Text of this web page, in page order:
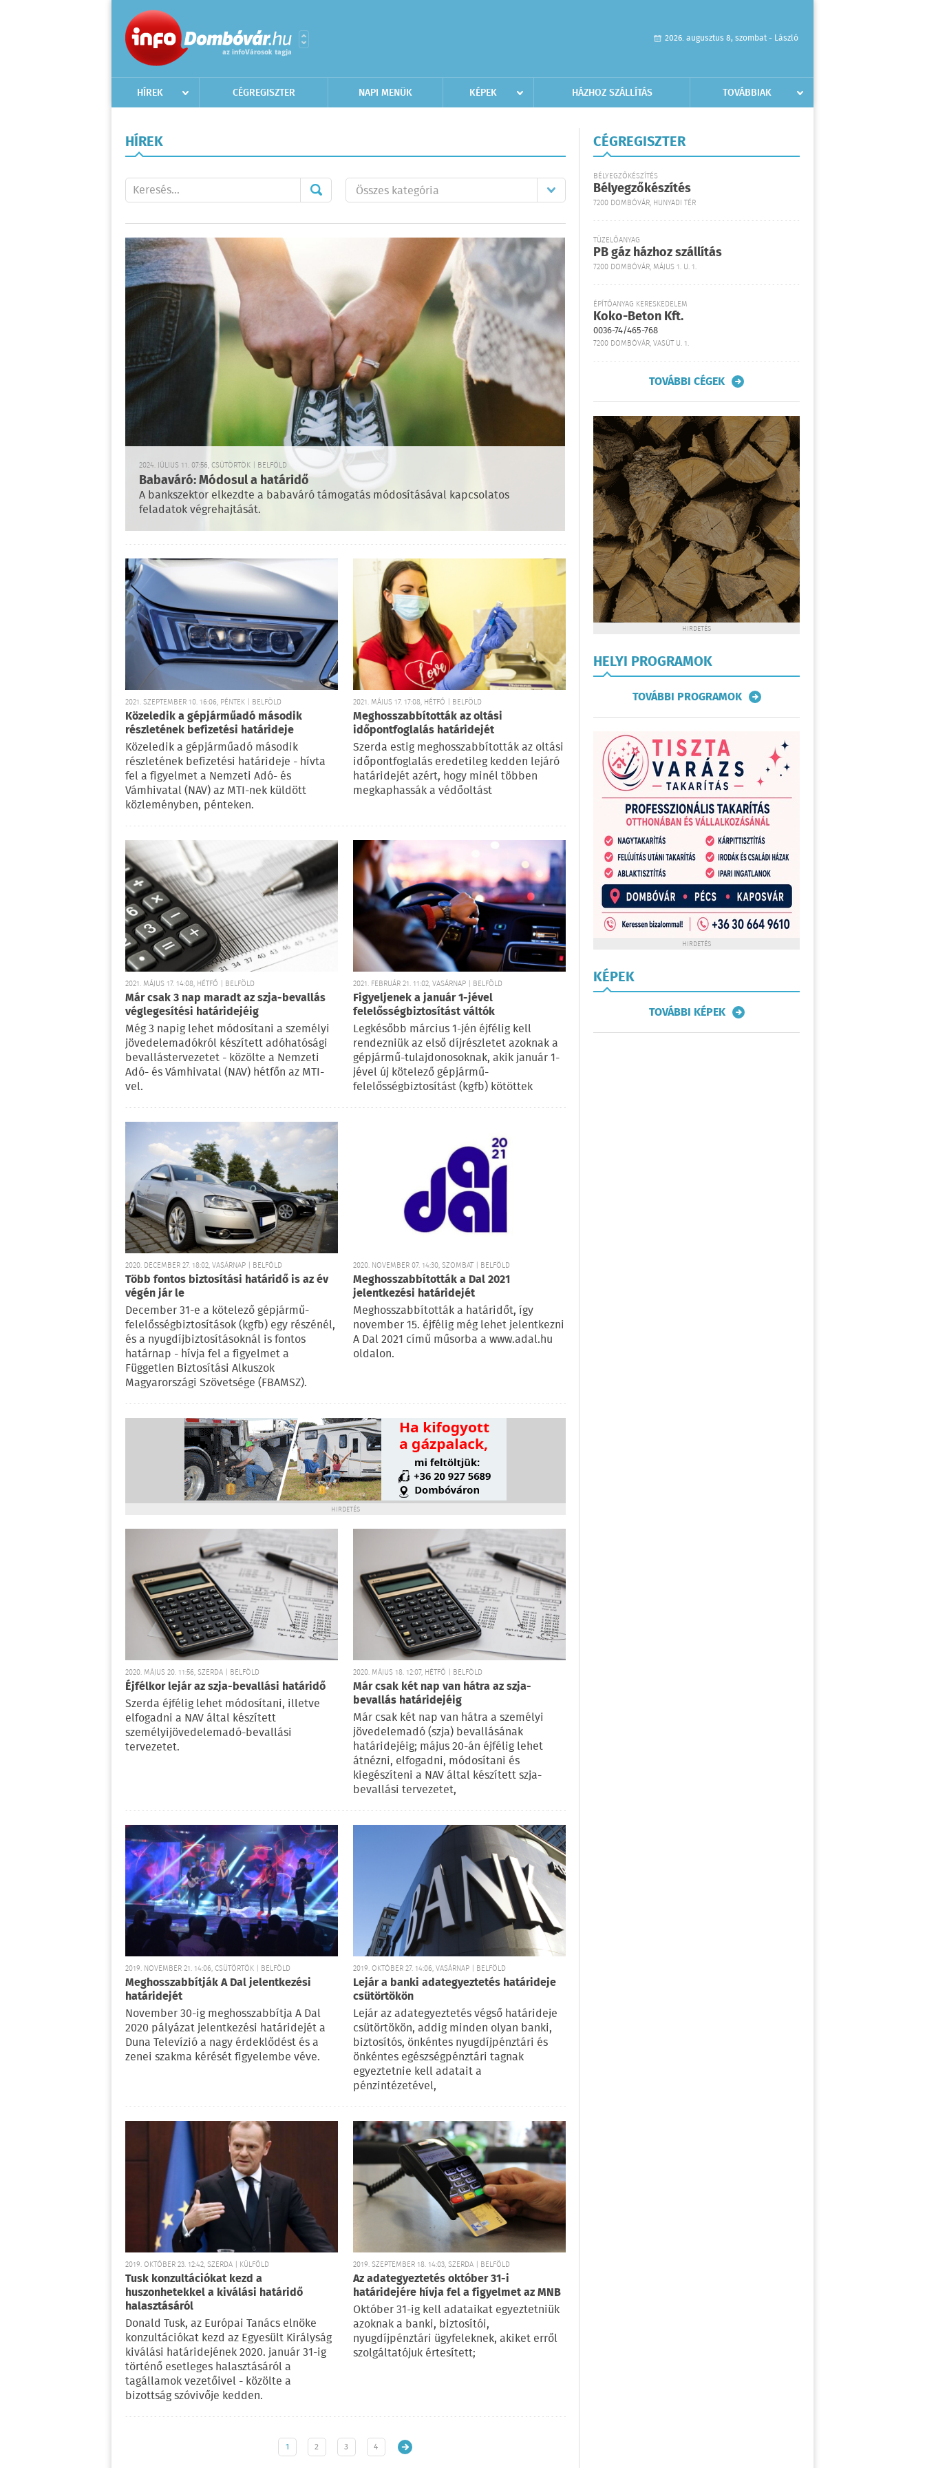
2026. augusztus 8, szombat - László
HÍREK CÉGREGISZTER NAPI MENÜK KÉPEK HÁZHOZ SZÁLLÍTÁS TOVÁBBIAK
HÍREK
2024. JÚLIUS 11. 07:56, CSÜTÖRTÖK | BELFÖLD
Babaváró: Módosul a határidő
A bankszektor elkezdte a babaváró támogatás módosításával kapcsolatos
feladatok végrehajtását.
2021. SZEPTEMBER 10. 16:06, PÉNTEK | BELFÖLD
Közeledik a gépjárműadó második
részletének befizetési határideje
Közeledik a gépjárműadó második
részletének befizetési határideje - hívta
fel a figyelmet a Nemzeti Adó- és
Vámhivatal (NAV) az MTI-nek küldött
közleményben, pénteken.
2021. MÁJUS 17. 17:08, HÉTFŐ | BELFÖLD
Meghosszabbították az oltási
időpontfoglalás határidejét
Szerda estig meghosszabbították az oltási
időpontfoglalás eredetileg kedden lejáró
határidejét azért, hogy minél többen
megkaphassák a védőoltást
2021. MÁJUS 17. 14:08, HÉTFŐ | BELFÖLD
Már csak 3 nap maradt az szja-bevallás
véglegesítési határidejéig
Még 3 napig lehet módosítani a személyi
jövedelemadókról készített adóhatósági
bevallástervezetet - közölte a Nemzeti
Adó- és Vámhivatal (NAV) hétfőn az MTI-
vel.
2021. FEBRUÁR 21. 11:02, VASÁRNAP | BELFÖLD
Figyeljenek a január 1-jével
felelősségbiztosítást váltók
Legkésőbb március 1-jén éjfélig kell
rendezniük az első díjrészletet azoknak a
gépjármű-tulajdonosoknak, akik január 1-
jével új kötelező gépjármű-
felelősségbiztosítást (kgfb) kötöttek
2020. DECEMBER 27. 18:02, VASÁRNAP | BELFÖLD
Több fontos biztosítási határidő is az év
végén jár le
December 31-e a kötelező gépjármű-
felelősségbiztosítások (kgfb) egy részénél,
és a nyugdíjbiztosításoknál is fontos
határnap - hívja fel a figyelmet a
Független Biztosítási Alkuszok
Magyarországi Szövetsége (FBAMSZ).
2020. NOVEMBER 07. 14:30, SZOMBAT | BELFÖLD
Meghosszabbították a Dal 2021
jelentkezési határidejét
Meghosszabbították a határidőt, így
november 15. éjfélig még lehet jelentkezni
A Dal 2021 című műsorba a www.adal.hu
oldalon.
HIRDETÉS
2020. MÁJUS 20. 11:56, SZERDA | BELFÖLD
Éjfélkor lejár az szja-bevallási határidő
Szerda éjfélig lehet módosítani, illetve
elfogadni a NAV által készített
személyijövedelemadó-bevallási
tervezetet.
2020. MÁJUS 18. 12:07, HÉTFŐ | BELFÖLD
Már csak két nap van hátra az szja-
bevallás határidejéig
Már csak két nap van hátra a személyi
jövedelemadó (szja) bevallásának
határidejéig; május 20-án éjfélig lehet
átnézni, elfogadni, módosítani és
kiegészíteni a NAV által készített szja-
bevallási tervezetet,
2019. NOVEMBER 21. 14:06, CSÜTÖRTÖK | BELFÖLD
Meghosszabbítják A Dal jelentkezési
határidejét
November 30-ig meghosszabbítja A Dal
2020 pályázat jelentkezési határidejét a
Duna Televízió a nagy érdeklődést és a
zenei szakma kérését figyelembe véve.
2019. OKTÓBER 27. 14:06, VASÁRNAP | BELFÖLD
Lejár a banki adategyeztetés határideje
csütörtökön
Lejár az adategyeztetés végső határideje
csütörtökön, addig minden olyan banki,
biztosítós, önkéntes nyugdíjpénztári és
önkéntes egészségpénztári tagnak
egyeztetnie kell adatait a
pénzintézetével,
2019. OKTÓBER 23. 12:42, SZERDA | KÜLFÖLD
Tusk konzultációkat kezd a
huszonhetekkel a kiválási határidő
halasztásáról
Donald Tusk, az Európai Tanács elnöke
konzultációkat kezd az Egyesült Királyság
kiválási határidejének 2020. január 31-ig
történő esetleges halasztásáról a
tagállamok vezetőivel - közölte a
bizottság szóvivője kedden.
2019. SZEPTEMBER 18. 14:03, SZERDA | BELFÖLD
Az adategyeztetés október 31-i
határidejére hívja fel a figyelmet az MNB
Október 31-ig kell adataikat egyeztetniük
azoknak a banki, biztosítói,
nyugdíjpénztári ügyfeleknek, akiket erről
szolgáltatójuk értesített;
1 2 3 4
CÉGREGISZTER
BÉLYEGZŐKÉSZÍTÉS
Bélyegzőkészítés
7200 DOMBÓVÁR, HUNYADI TÉR
TÜZELŐANYAG
PB gáz házhoz szállítás
7200 DOMBÓVÁR, MÁJUS 1. U. 1.
ÉPÍTŐANYAG KERESKEDELEM
Koko-Beton Kft.
0036-74/465-768
7200 DOMBÓVÁR, VASÚT U. 1.
TOVÁBBI CÉGEK
HIRDETÉS
HELYI PROGRAMOK
TOVÁBBI PROGRAMOK
HIRDETÉS
KÉPEK
TOVÁBBI KÉPEK